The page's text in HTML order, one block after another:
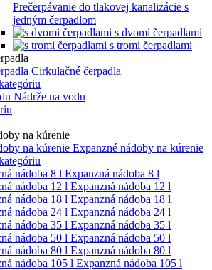
Prečerpávanie do tlakovej kanalizácie s
jedným čerpadlom
s dvomi čerpadlami
s tromi čerpadlami
Cirkulačné čerpadla
Nádrže na vodu
Expanzné nádoby na kúrenie
Expanzná nádoba 8 l
Expanzná nádoba 12 l
Expanzná nádoba 18 l
Expanzná nádoba 24 l
Expanzná nádoba 35 l
Expanzná nádoba 50 l
Expanzná nádoba 80 l
Expanzná nádoba 105 l